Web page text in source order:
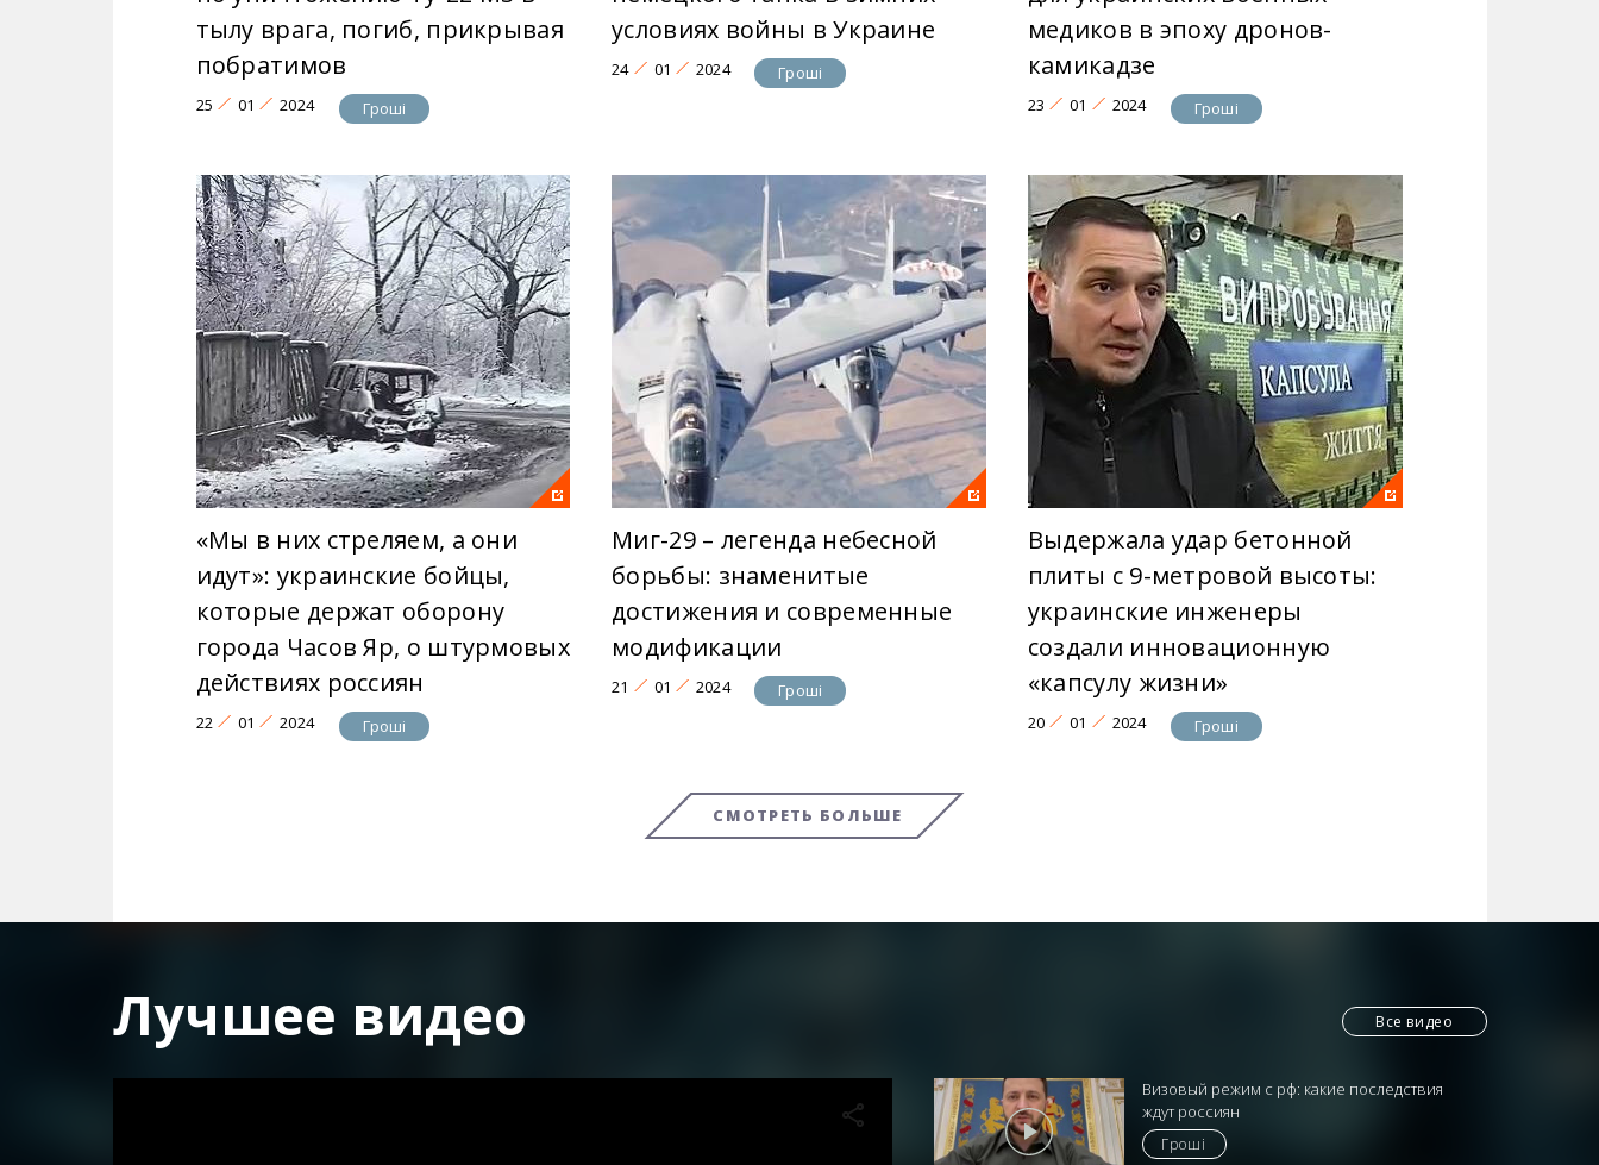
тылу врага, погиб, прикрывая
побратимов
25 01 2024 Гроші
условиях войны в Украине
24 01 2024 Гроші
медиков в эпоху дронов-
камикадзе
23 01 2024 Гроші
«Мы в них стреляем, а они
идут»: украинские бойцы,
которые держат оборону
города Часов Яр, о штурмовых
действиях россиян
22 01 2024 Гроші
Миг-29 – легенда небесной
борьбы: знаменитые
достижения и современные
модификации
21 01 2024 Гроші
Выдержала удар бетонной
плиты с 9-метровой высоты:
украинские инженеры
создали инновационную
«капсулу жизни»
20 01 2024 Гроші
СМОТРЕТЬ БОЛЬШЕ
Лучшее видео Все видео
Визовый режим с рф: какие последствия
ждут россиян
Гроші